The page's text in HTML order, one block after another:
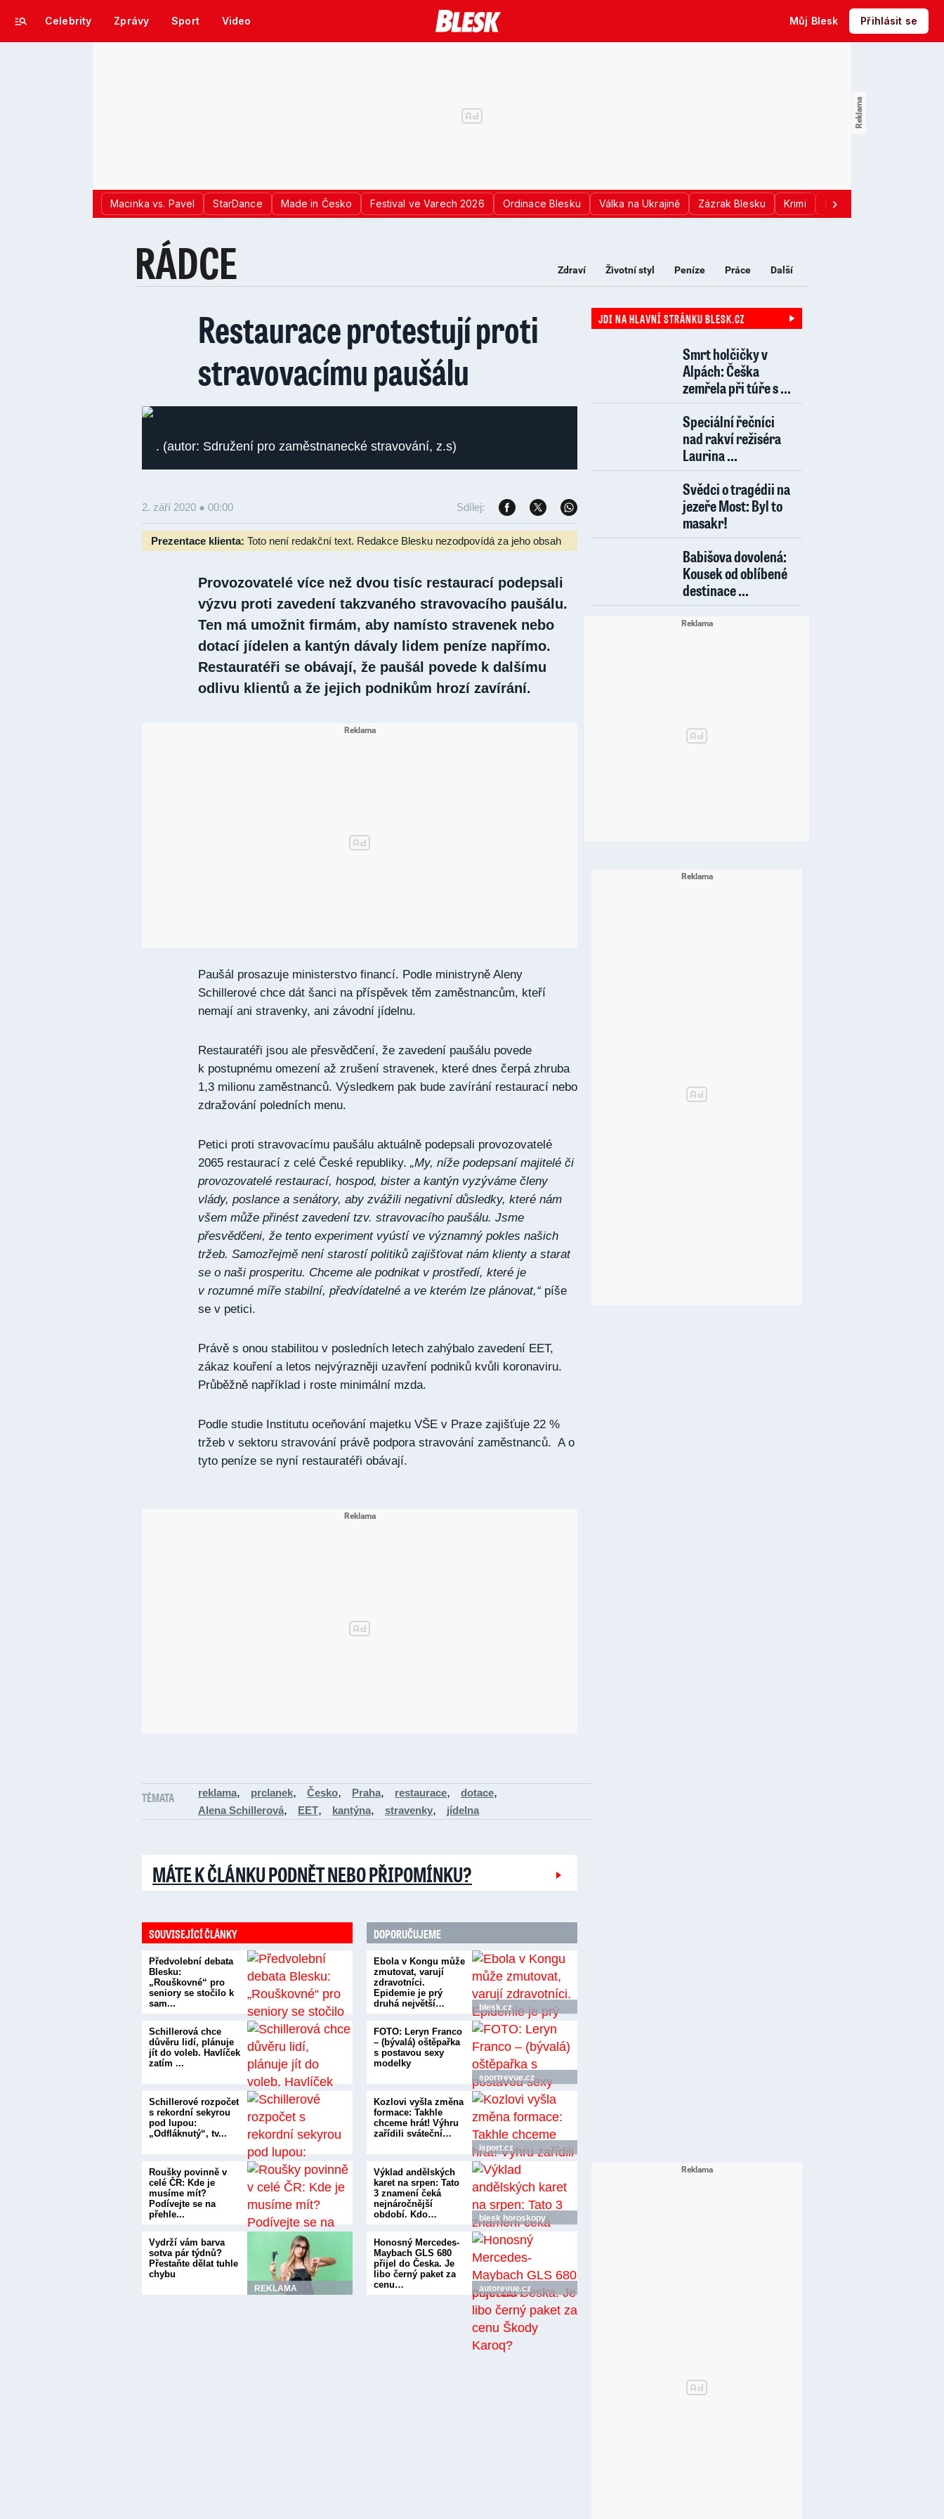
Celebrity Zprávy Sport Video Můj Blesk Přihlásit se
Macinka vs. Pavel StarDance Made in Česko Festival ve Varech 2026 Ordinace Blesku Válka na Ukrajině Zázrak Blesku Krimi Donald Trump
RÁDCE Zdraví Životní styl Peníze Práce Další
Restaurace protestují proti
stravovacímu paušálu
. (autor: Sdružení pro zaměstnanecké stravování, z.s)
2. září 2020 ● 00:00 Sdílej:
Prezentace klienta: Toto není redakční text. Redakce Blesku nezodpovídá za jeho obsah
Provozovatelé více než dvou tisíc restaurací podepsali
výzvu proti zavedení takzvaného stravovacího paušálu.
Ten má umožnit firmám, aby namísto stravenek nebo
dotací jídelen a kantýn dávaly lidem peníze napřímo.
Restauratéři se obávají, že paušál povede k dalšímu
odlivu klientů a že jejich podnikům hrozí zavírání.
Paušál prosazuje ministerstvo financí. Podle ministryně Aleny
Schillerové chce dát šanci na příspěvek těm zaměstnancům, kteří
nemají ani stravenky, ani závodní jídelnu.
Restauratéři jsou ale přesvědčení, že zavedení paušálu povede
k postupnému omezení až zrušení stravenek, které dnes čerpá zhruba
1,3 milionu zaměstnanců. Výsledkem pak bude zavírání restaurací nebo
zdražování poledních menu.
Petici proti stravovacímu paušálu aktuálně podepsali provozovatelé
2065 restaurací z celé České republiky. „My, níže podepsaní majitelé či
provozovatelé restaurací, hospod, bister a kantýn vyzýváme členy
vlády, poslance a senátory, aby zvážili negativní důsledky, které nám
všem může přinést zavedení tzv. stravovacího paušálu. Jsme
přesvědčeni, že tento experiment vyústí ve významný pokles našich
tržeb. Samozřejmě není starostí politiků zajišťovat nám klienty a starat
se o naši prosperitu. Chceme ale podnikat v prostředí, které je
v rozumné míře stabilní, předvídatelné a ve kterém lze plánovat,“ píše
se v petici.
Právě s onou stabilitou v posledních letech zahýbalo zavedení EET,
zákaz kouření a letos nejvýrazněji uzavření podniků kvůli koronaviru.
Průběžně například i roste minimální mzda.
Podle studie Institutu oceňování majetku VŠE v Praze zajišťuje 22 %
tržeb v sektoru stravování právě podpora stravování zaměstnanců. A o
tyto peníze se nyní restauratéři obávají.
TÉMATA reklama, prclanek, Česko, Praha, restaurace, dotace,
Alena Schillerová, EET, kantýna, stravenky, jídelna
MÁTE K ČLÁNKU PODNĚT NEBO PŘIPOMÍNKU?
SOUVISEJÍCÍ ČLÁNKY
Předvolební debata
Blesku:
„Rouškovné“ pro
seniory se stočilo k
sam...
Schillerová chce
důvěru lidí, plánuje
jít do voleb. Havlíček
zatím ...
Schillerové rozpočet
s rekordní sekyrou
pod lupou:
„Odfláknutý“, tv...
Roušky povinně v
celé ČR: Kde je
musíme mít?
Podívejte se na
přehle...
Vydrží vám barva
sotva pár týdnů?
Přestaňte dělat tuhle
chybu
REKLAMA
DOPORUČUJEME
Ebola v Kongu může
zmutovat, varují
zdravotníci.
Epidemie je prý
druhá největší…
blesk.cz
FOTO: Leryn Franco
– (bývalá) oštěpařka
s postavou sexy
modelky
sportrevue.cz
Kozlovi vyšla změna
formace: Takhle
chceme hrát! Výhru
zařídili sváteční…
isport.cz
Výklad andělských
karet na srpen: Tato
3 znamení čeká
nejnáročnější
období. Kdo…
blesk horoskopy
Honosný Mercedes-
Maybach GLS 680
přijel do Česka. Je
libo černý paket za
cenu…
autorevue.cz
JDI NA HLAVNÍ STRÁNKU BLESK.CZ
Smrt holčičky v
Alpách: Češka
zemřela při túře s ...
Speciální řečníci
nad rakví režiséra
Laurina ...
Svědci o tragédii na
jezeře Most: Byl to
masakr!
Babišova dovolená:
Kousek od oblíbené
destinace ...